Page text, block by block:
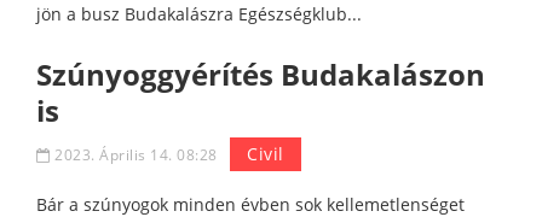
jön a busz Budakalászra Egészségklub...
Szúnyoggyérítés Budakalászon
is
2023. Április 14. 08:28 Civil
Bár a szúnyogok minden évben sok kellemetlenséget